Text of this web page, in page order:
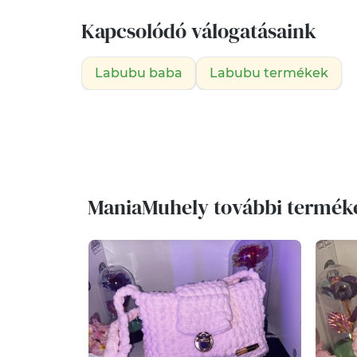
Kapcsolódó válogatásaink
Labubu baba Labubu termékek
ManiaMuhely további